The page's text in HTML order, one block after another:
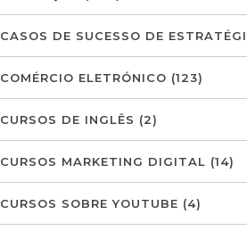
CASOS DE SUCESSO DE
COMÉRCIO ELETRÓNICO (123)
CURSOS DE INGLÊS (2)
CURSOS MARKETING DIGITAL (14)
CURSOS SOBRE YOUTUBE (4)